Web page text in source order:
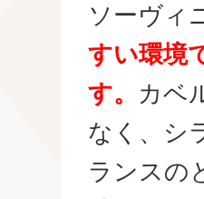
ソーヴィ
すい環境
す。 カベ
なく、シ
ランスの